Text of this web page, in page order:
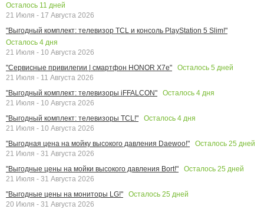
Осталось 11 дней
21 Июля - 17 Августа 2026
"Выгодный комплект: телевизор TCL и консоль PlayStation 5 Slim!"
Осталось 4 дня
21 Июля - 10 Августа 2026
"Сервисные привилегии | смартфон HONOR X7e"
Осталось 5 дней
21 Июля - 11 Августа 2026
"Выгодный комплект: телевизоры iFFALCON"
Осталось 4 дня
21 Июля - 10 Августа 2026
"Выгодный комплект: телевизоры TCL!"
Осталось 4 дня
21 Июля - 10 Августа 2026
"Выгодная цена на мойку высокого давления Daewoo!"
Осталось 25 дней
21 Июля - 31 Августа 2026
"Выгодные цены на мойки высокого давления Bort!"
Осталось 25 дней
21 Июля - 31 Августа 2026
"Выгодные цены на мониторы LG!"
Осталось 25 дней
20 Июля - 31 Августа 2026